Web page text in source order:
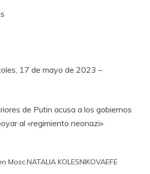
17 de mayo de 2023 –
de Putin acusa a los gobiernos
al «regimiento neonazi»
Mosc.NATALIA KOLESNIKOVAEFE